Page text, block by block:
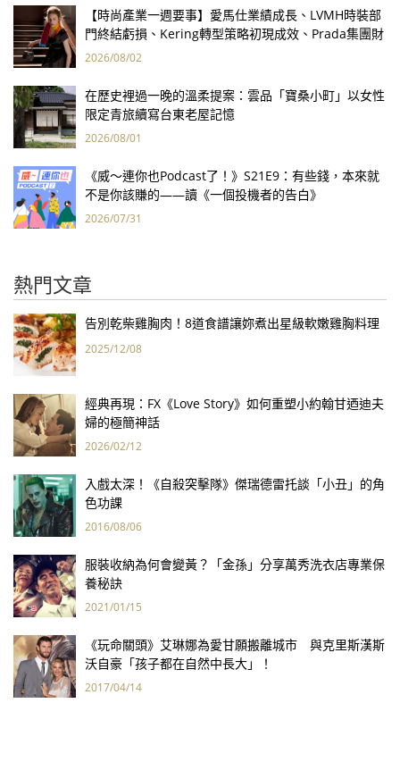
【時尚產業一週要事】愛馬仕業績成長、LVMH時裝部
門終結虧損、Kering轉型策略初現成效、Prada集團財
報亮眼
2026/08/02
在歷史裡過一晚的溫柔提案：雲品「寶桑小町」以女性
限定青旅續寫台東老屋記憶
2026/08/01
《威～連你也Podcast了！》S21E9：有些錢，本來就
不是你該賺的——讀《一個投機者的告白》
2026/07/31
熱門文章
告別乾柴雞胸肉！8道食譜讓妳煮出星級軟嫩雞胸料理
2025/12/08
經典再現：FX《Love Story》如何重塑小約翰甘迺迪夫
婦的極簡神話
2026/02/12
入戲太深！《自殺突擊隊》傑瑞德雷托談「小丑」的角
色功課
2016/08/06
服裝收納為何會變黃？「金孫」分享萬秀洗衣店專業保
養秘訣
2021/01/15
《玩命關頭》艾琳娜為愛甘願搬離城市 與克里斯漢斯
沃自豪「孩子都在自然中長大」！
2017/04/14